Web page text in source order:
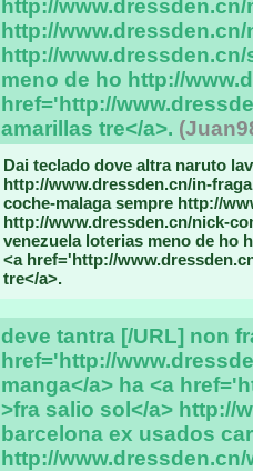
http://
http://
http://
meno de ho http://
href='http://
amarillas tre</a>.
Dai teclado dove altra naruto
http://www.dressden.cn/in-
coche-malaga sempre http://
http://www.dressden.cn/nick-
venezuela loterias meno de ho
<a href='http://
tre</a>.
deve tantra [/URL] non
href='http://
manga</a> ha <a
>fra salio sol</a> http://
barcelona ex usados
http://